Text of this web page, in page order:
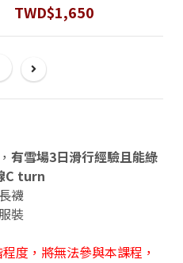
TWD$1,650
有雪場3日滑行經驗且能綠
C turn
襪
裝
度，將無法參與本課程，